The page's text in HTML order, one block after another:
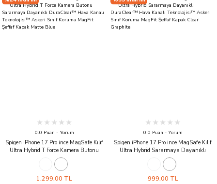
0.0 Puan - Yorum
Spigen iPhone 17 Pro ince MagSafe Kılıf
Ultra Hybrid T Force Kamera Butonu
Sararmaya Dayanıklı DuraClear™ Hava
Kanalı Teknolojisi™ Askeri Sınıf Koruma
1.299,00 TL
0.0 Puan - Yorum
Spigen iPhone 17 Pro ince MagSafe Kılıf
Ultra Hybrid Sararmaya Dayanıklı
DuraClear™ Hava Kanalı Teknolojisi™
Askeri Sınıf Koruma MagFit Şeffaf Kapak
999,00 TL